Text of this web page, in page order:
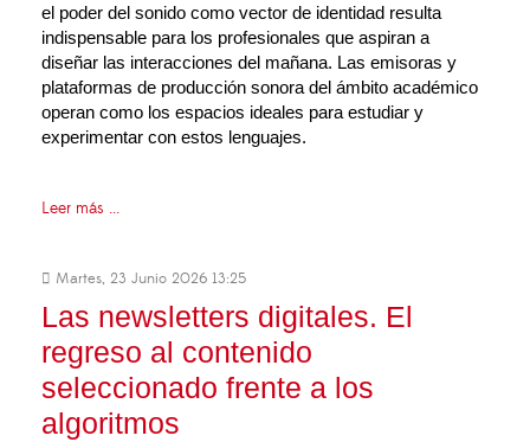
el poder del sonido como vector de identidad resulta
indispensable para los profesionales que aspiran a
diseñar las interacciones del mañana. Las emisoras y
plataformas de producción sonora del ámbito académico
operan como los espacios ideales para estudiar y
experimentar con estos lenguajes.
Leer más ...
Martes, 23 Junio 2026 13:25
Las newsletters digitales. El
regreso al contenido
seleccionado frente a los
algoritmos